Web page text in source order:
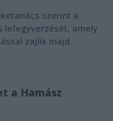
szerint a
lefegyverzését, amely
zajlik majd.
a Hamász